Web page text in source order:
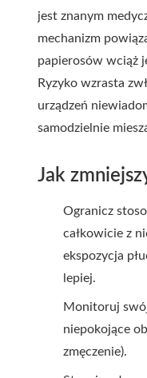
jest znanym
mechanizm
papierosów wciąż
Ryzyko wzrasta
urządzeń
samodzielnie
Jak
Ogranicz
całkowicie z
ekspozycja
lepiej.
Monitoruj
niepokojące
zmęczenie).